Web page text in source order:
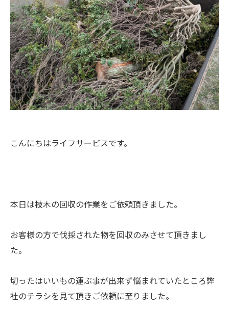
こんにちはライフサービスです。
本日は枝木の回収の作業をご依頼頂きました。
お客様の方で伐採された物を回収のみさせて頂きまし
た。
切ったはいいもの運ぶ事が出来ず悩まれていたところ弊
社のチラシを見て頂きご依頼に至りました。